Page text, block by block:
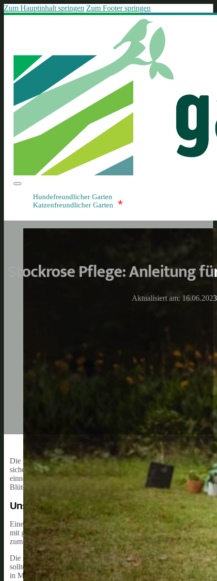
Zum Hauptinhalt springen Zum Footer springen
Hundefreundlicher Garten
Katzenfreundlicher Garten
*
Stockrose Pflege: Anleitung
Aktualisiert am: 16.06.2023
Die Pflege von Stockrosen ist ein wesentlicher Bestandteil, um
sicherzustellen. Stockrosen sind ansprechende Zierpflanzen, die
einnehmen. In diesem Artikel werden wir Tipps und
Blütenpracht zu genießen.
Unsere Empfehlung:
Eine optimale Standortauswahl und Bodenbeschaffenheit sind
mit gut durchlässigem, nährstoffreichem Boden. Gleichzeitig ist es
zum Wachsen und eine gute Luftzirkulation zu bieten.
Die richtige Bewässerung, Düngung und Schädlingsbekämpfung
sollte man die Pflanzen regelmäßig, aber nicht zu stark gießen,
in Maßen angewendet werden, um das Wachstum und die